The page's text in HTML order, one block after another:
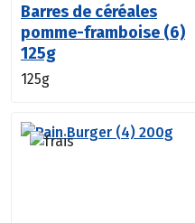
Barres de céréales
pomme-framboise (6)
125g
125g